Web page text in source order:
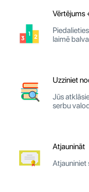
Vērtējums
laimē
Uzziniet
Jūs
serbu
Atjaunināt
Atjauniniet